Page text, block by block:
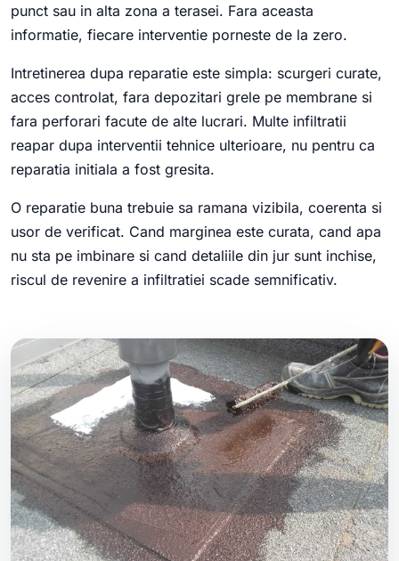
punct sau in alta zona a terasei. Fara aceasta
informatie, fiecare interventie porneste de la zero.
Intretinerea dupa reparatie este simpla: scurgeri curate,
acces controlat, fara depozitari grele pe membrane si
fara perforari facute de alte lucrari. Multe infiltratii
reapar dupa interventii tehnice ulterioare, nu pentru ca
reparatia initiala a fost gresita.
O reparatie buna trebuie sa ramana vizibila, coerenta si
usor de verificat. Cand marginea este curata, cand apa
nu sta pe imbinare si cand detaliile din jur sunt inchise,
riscul de revenire a infiltratiei scade semnificativ.